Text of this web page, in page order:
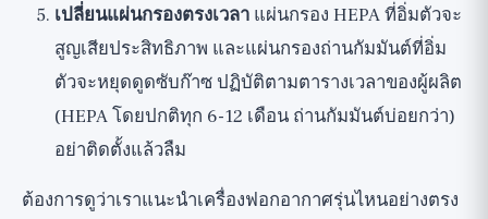
เปลี่ยนแผ่นกรองตรงเวลา แผ่นกรอง HEPA ที่อิ่มตัวจะ
สูญเสียประสิทธิภาพ และแผ่นกรองถ่านกัมมันต์ที่อิ่ม
ตัวจะหยุดดูดซับก๊าซ ปฏิบัติตามตารางเวลาของผู้ผลิต
(HEPA โดยปกติทุก 6-12 เดือน ถ่านกัมมันต์บ่อยกว่า)
อย่าติดตั้งแล้วลืม
ต้องการดูว่าเราแนะนำเครื่องฟอกอากาศรุ่นไหนอย่างตรง